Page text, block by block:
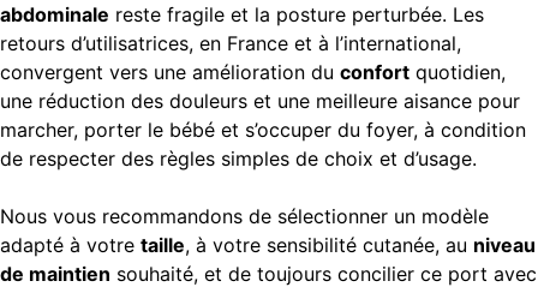
abdominale reste fragile et la posture perturbée. Les
retours d’utilisatrices, en France et à l’international,
convergent vers une amélioration du confort quotidien,
une réduction des douleurs et une meilleure aisance pour
marcher, porter le bébé et s’occuper du foyer, à condition
de respecter des règles simples de choix et d’usage.
Nous vous recommandons de sélectionner un modèle
adapté à votre taille, à votre sensibilité cutanée, au niveau
de maintien souhaité, et de toujours concilier ce port avec